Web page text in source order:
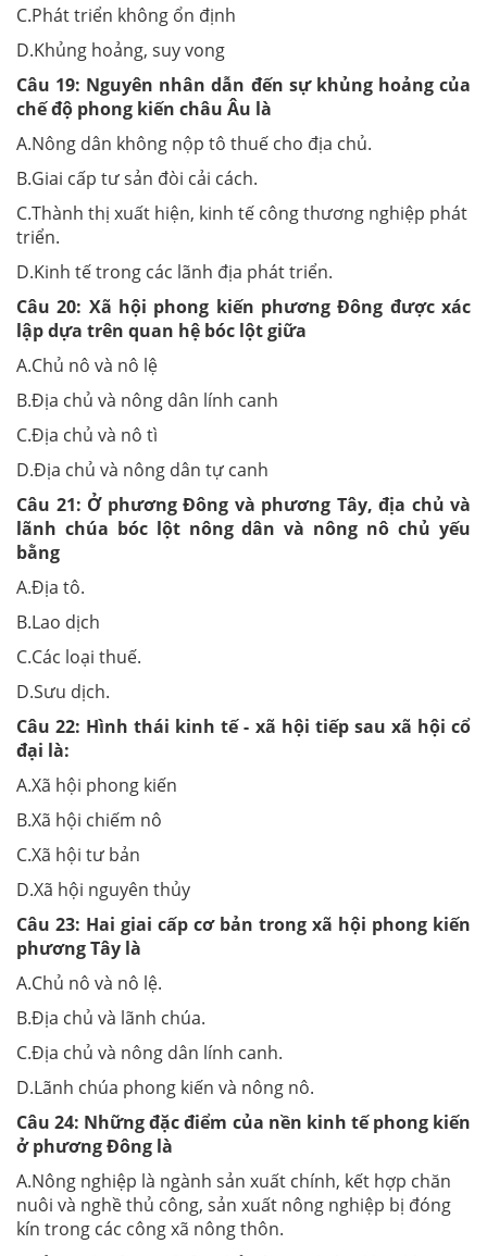
C.Phát triển không ổn định
D.Khủng hoảng, suy vong
Câu 19: Nguyên nhân dẫn đến sự khủng hoảng của
chế độ phong kiến châu Âu là
A.Nông dân không nộp tô thuế cho địa chủ.
B.Giai cấp tư sản đòi cải cách.
C.Thành thị xuất hiện, kinh tế công thương nghiệp phát
triển.
D.Kinh tế trong các lãnh địa phát triển.
Câu 20: Xã hội phong kiến phương Đông được xác
lập dựa trên quan hệ bóc lột giữa
A.Chủ nô và nô lệ
B.Địa chủ và nông dân lính canh
C.Địa chủ và nô tì
D.Địa chủ và nông dân tự canh
Câu 21: Ở phương Đông và phương Tây, địa chủ và
lãnh chúa bóc lột nông dân và nông nô chủ yếu
bằng
A.Địa tô.
B.Lao dịch
C.Các loại thuế.
D.Sưu dịch.
Câu 22: Hình thái kinh tế - xã hội tiếp sau xã hội cổ
đại là:
A.Xã hội phong kiến
B.Xã hội chiếm nô
C.Xã hội tư bản
D.Xã hội nguyên thủy
Câu 23: Hai giai cấp cơ bản trong xã hội phong kiến
phương Tây là
A.Chủ nô và nô lệ.
B.Địa chủ và lãnh chúa.
C.Địa chủ và nông dân lính canh.
D.Lãnh chúa phong kiến và nông nô.
Câu 24: Những đặc điểm của nền kinh tế phong kiến
ở phương Đông là
A.Nông nghiệp là ngành sản xuất chính, kết hợp chăn
nuôi và nghề thủ công, sản xuất nông nghiệp bị đóng
kín trong các công xã nông thôn.